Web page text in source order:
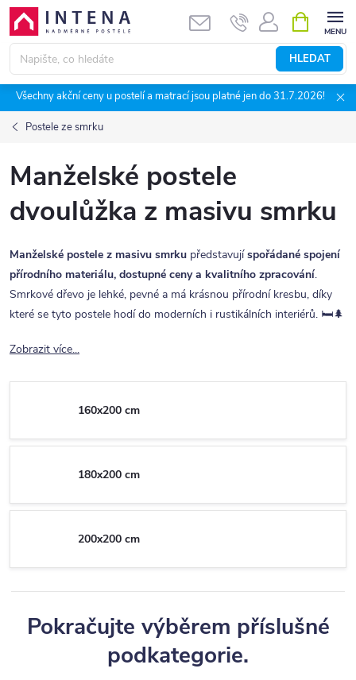
Přejít
obsah
HLEDAT
NÁKUPNÍ
KOŠÍK
Všechny akční ceny u postelí a matrací jsou platné jen do 31.7.2026!
Postele ze smrku
Manželské postele
dvoulůžka z masivu smrku
Manželské postele z masivu smrku představujíspořádané spojení
přírodního materiálu, dostupné ceny a kvalitního zpracování.
Smrkové dřevo je lehké, pevné a má krásnou přírodní kresbu, díky
které se tyto postele hodí do moderních i rustikálních interiérů. 🛏️🌲
Zobrazit více...
160x200 cm
180x200 cm
200x200 cm
Pokračujte výběrem příslušné
podkategorie.